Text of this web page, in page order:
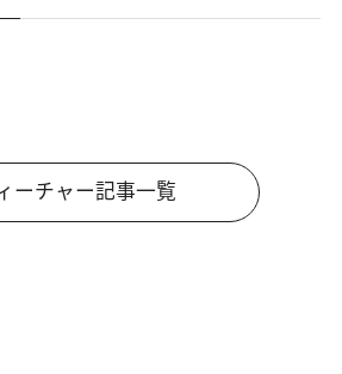
ーチャー記事一覧